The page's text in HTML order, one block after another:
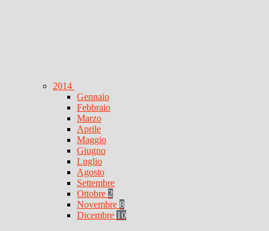
2014
Gennaio
Febbraio
Marzo
Aprile
Maggio
Giugno
Luglio
Agosto
Settembre
Ottobre 2
Novembre 8
Dicembre 10